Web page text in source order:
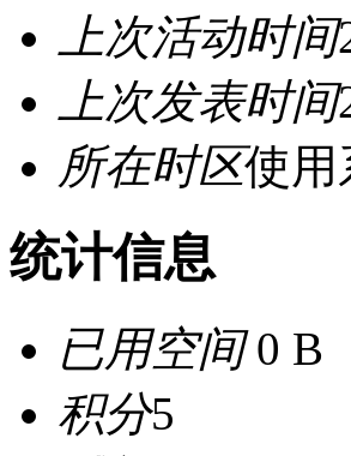
上次活动时间
上次发表时间
所在时区使用
统计信息
已用空间0 B
积分5